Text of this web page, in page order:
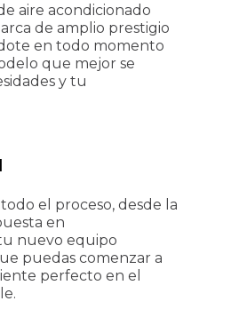
aire acondicionado
de amplio prestigio
en todo momento
que mejor se
y tu
el proceso, desde la
en
nuevo equipo
puedas comenzar a
perfecto en el